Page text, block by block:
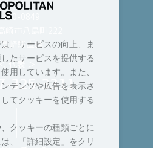
370-0849
崎駅直結
代表 ＞
325-3311
、サービスの向上、ま
たサービスを提供する
用しています。また、
テンツや広告を表示さ
てクッキーを使用する
クッキーの種類ごとに
、「詳細設定」をクリ